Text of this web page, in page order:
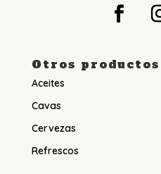
Otros productos
Aceites
Cavas
Cervezas
Refrescos